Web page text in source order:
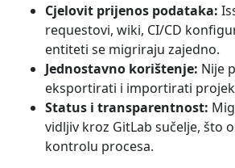
Cjelovit prijenos podataka:
requestovi, wiki, CI/CD
entiteti se migriraju zajedno.
Jednostavno korištenje: Nije
eksportirati i importirati
Status i transparentnost:
vidljiv kroz GitLab sučelje, što
kontrolu procesa.